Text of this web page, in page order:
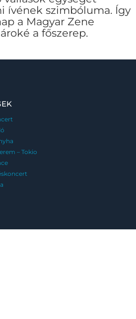
ívének szimbóluma. Így
a Magyar Zene
a főszerep.
– Tokio